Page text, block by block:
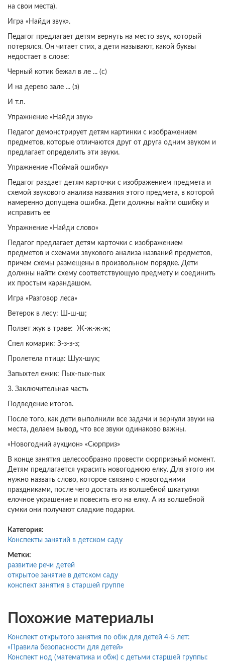
на свои места).
Игра «Найди звук».
Педагог предлагает детям вернуть на место звук, который
потерялся. Он читает стих, а дети называют, какой буквы
недостает в слове:
Черный котик бежал в ле ... (с)
И на дерево зале ... (з)
И т.п.
Упражнение «Найди звук»
Педагог демонстрирует детям картинки с изображением
предметов, которые отличаются друг от друга одним звуком и
предлагает определить эти звуки.
Упражнение «Поймай ошибку»
Педагог раздает детям карточки с изображением предмета и
схемой звукового анализа названия этого предмета, в которой
намеренно допущена ошибка. Дети должны найти ошибку и
исправить ее
Упражнение «Найди слово»
Педагог предлагает детям карточки с изображением
предметов и схемами звукового анализа названий предметов,
причем схемы размещены в произвольном порядке. Дети
должны найти схему соответствующую предмету и соединить
их простым карандашом.
Игра «Разговор леса»
Ветерок в лесу: Ш-ш-ш;
Ползет жук в траве: Ж-ж-ж-ж;
Спел комарик: З-з-з-з;
Пролетела птица: Шух-шух;
Запыхтел ежик: Пых-пых-пых
3. Заключительная часть
Подведение итогов.
После того, как дети выполнили все задачи и вернули звуки на
места, делаем вывод, что все звуки одинаково важны.
«Новогодний аукцион» «Сюрприз»
В конце занятия целесообразно провести сюрпризный момент.
Детям предлагается украсить новогоднюю елку. Для этого им
нужно назвать слово, которое связано с новогодними
праздниками, после чего достать из волшебной шкатулки
елочное украшение и повесить его на елку. А из волшебной
сумки они получают сладкие подарки.
Категория:
Конспекты занятий в детском саду
Метки:
развитие речи детей
открытое занятие в детском саду
конспект занятия в старшей группе
Похожие материалы
Конспект открытого занятия по обж для детей 4-5 лет:
«Правила безопасности для детей»
Конспект нод (математика и обж) с детьми старшей группы: